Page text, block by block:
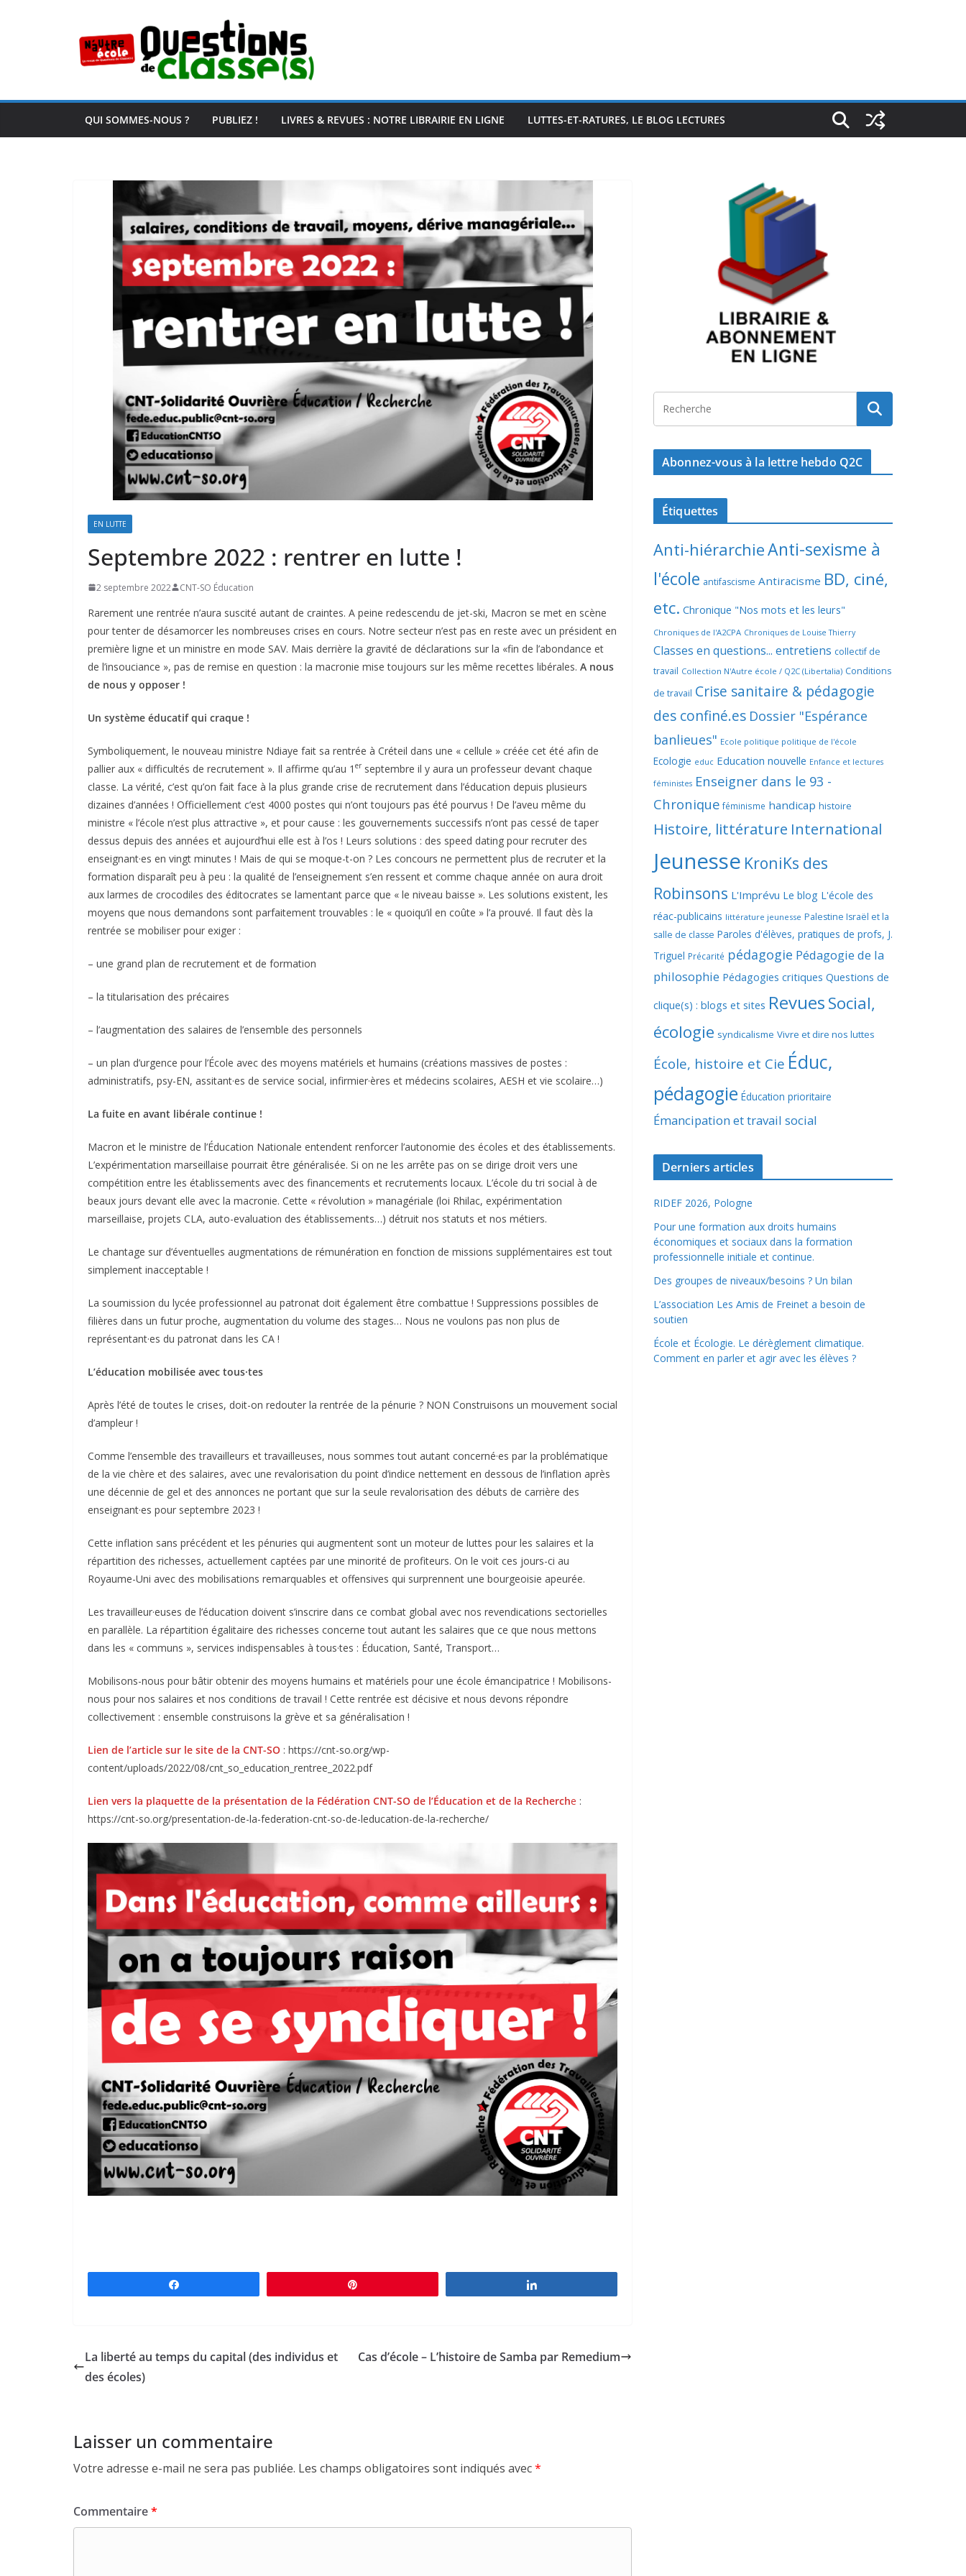
QUI SOMMES-NOUS ? PUBLIEZ ! LIVRES & REVUES : NOTRE LIBRAIRIE EN LIGNE LUTTES-ET-RATURES, LE BLOG LECTURES
EN LUTTE
Septembre 2022 : rentrer en lutte !
2 septembre 2022 CNT-SO Éducation
Rarement une rentrée n’aura suscité autant de craintes. A peine redescendu de jet-ski, Macron se met en scène
pour tenter de désamorcer les nombreuses crises en cours. Notre secteur n’est pas en reste avec un président en
première ligne et un ministre en mode SAV. Mais derrière la gravité de déclarations sur la «fin de l’abondance et
de l’insouciance », pas de remise en question : la macronie mise toujours sur les même recettes libérales. A nous
de nous y opposer !
Un système éducatif qui craque !
Symboliquement, le nouveau ministre Ndiaye fait sa rentrée à Créteil dans une « cellule » créée cet été afin de
pallier aux « difficultés de recrutement ». Il affirme qu’au 1 er septembre il y aura un professeur devant chaque
classe. La vérité, c’est qu’on fait face à la plus grande crise de recrutement dans l’éducation depuis plusieurs
dizaines d’années ! Officiellement c’est 4000 postes qui n’ont toujours pas été pourvus ! De l’aveu même du
ministre « l’école n’est plus attractive », et pour cause : les gouvernements successifs n’ont pas cessé de taper
dessus depuis des années et aujourd’hui elle est à l’os ! Leurs solutions : des speed dating pour recruter des
enseignant·es en vingt minutes ! Mais de qui se moque-t-on ? Les concours ne permettent plus de recruter et la
formation disparaît peu à peu : la qualité de l’enseignement s’en ressent et comme chaque année on aura droit
aux larmes de crocodiles des éditocrates se lamentant parce que « le niveau baisse ». Les solutions existent, les
moyens que nous demandons sont parfaitement trouvables : le « quoiqu’il en coûte » l’a prouvé. Il faut dès la
rentrée se mobiliser pour exiger :
– une grand plan de recrutement et de formation
– la titularisation des précaires
– l’augmentation des salaires de l’ensemble des personnels
– un plan d’urgence pour l’École avec des moyens matériels et humains (créations massives de postes :
administratifs, psy-EN, assitant·es de service social, infirmier·ères et médecins scolaires, AESH et vie scolaire…)
La fuite en avant libérale continue !
Macron et le ministre de l’Éducation Nationale entendent renforcer l’autonomie des écoles et des établissements.
L’expérimentation marseillaise pourrait être généralisée. Si on ne les arrête pas on se dirige droit vers une
compétition entre les établissements avec des financements et recrutements locaux. L’école du tri social à de
beaux jours devant elle avec la macronie. Cette « révolution » managériale (loi Rhilac, expérimentation
marseillaise, projets CLA, auto-evaluation des établissements…) détruit nos statuts et nos métiers.
Le chantage sur d’éventuelles augmentations de rémunération en fonction de missions supplémentaires est tout
simplement inacceptable !
La soumission du lycée professionnel au patronat doit également être combattue ! Suppressions possibles de
filières dans un futur proche, augmentation du volume des stages… Nous ne voulons pas non plus de
représentant·es du patronat dans les CA !
L’éducation mobilisée avec tous·tes
Après l’été de toutes le crises, doit-on redouter la rentrée de la pénurie ? NON Construisons un mouvement social
d’ampleur !
Comme l’ensemble des travailleurs et travailleuses, nous sommes tout autant concerné·es par la problématique
de la vie chère et des salaires, avec une revalorisation du point d’indice nettement en dessous de l’inflation après
une décennie de gel et des annonces ne portant que sur la seule revalorisation des débuts de carrière des
enseignant·es pour septembre 2023 !
Cette inflation sans précédent et les pénuries qui augmentent sont un moteur de luttes pour les salaires et la
répartition des richesses, actuellement captées par une minorité de profiteurs. On le voit ces jours-ci au
Royaume-Uni avec des mobilisations remarquables et offensives qui surprennent une bourgeoisie apeurée.
Les travailleur·euses de l’éducation doivent s’inscrire dans ce combat global avec nos revendications sectorielles
en parallèle. La répartition égalitaire des richesses concerne tout autant les salaires que ce que nous mettons
dans les « communs », services indispensables à tous·tes : Éducation, Santé, Transport…
Mobilisons-nous pour bâtir obtenir des moyens humains et matériels pour une école émancipatrice ! Mobilisons-
nous pour nos salaires et nos conditions de travail ! Cette rentrée est décisive et nous devons répondre
collectivement : ensemble construisons la grève et sa généralisation !
Lien de l’article sur le site de la CNT-SO : https://cnt-so.org/wp-
content/uploads/2022/08/cnt_so_education_rentree_2022.pdf
Lien vers la plaquette de la présentation de la Fédération CNT-SO de l’Éducation et de la Recherche :
https://cnt-so.org/presentation-de-la-federation-cnt-so-de-leducation-de-la-recherche/
La liberté au temps du capital (des individus et
des écoles)
Cas d’école – L’histoire de Samba par Remedium
Laisser un commentaire
Votre adresse e-mail ne sera pas publiée. Les champs obligatoires sont indiqués avec*
Commentaire*
Abonnez-vous à la lettre hebdo Q2C
Étiquettes
Anti-hiérarchieAnti-sexisme à
l'école antifascisme Antiracisme BD, ciné,
etc. Chronique "Nos mots et les leurs"
Chroniques de l'A2CPA Chroniques de Louise Thierry
Classes en questions... entretiens collectif de
travail Collection N'Autre école / Q2C (Libertalia) Conditions
de travail Crise sanitaire & pédagogie
des confiné.es Dossier "Espérance
banlieues" Ecole politique politique de l'école
Ecologie educ Education nouvelle Enfance et lectures
féministes Enseigner dans le 93 -
Chronique féminisme handicap histoire
Histoire, littérature International
Jeunesse KroniKs des
Robinsons L'Imprévu Le blog L'école des
réac-publicains littérature jeunesse Palestine Israël et la
salle de classe Paroles d'élèves, pratiques de profs, J.
Triguel Précarité pédagogie Pédagogie de la
philosophie Pédagogies critiques Questions de
clique(s) : blogs et sites RevuesSocial,
écologie syndicalisme Vivre et dire nos luttes
École, histoire et Cie Éduc,
pédagogie Éducation prioritaire
Émancipation et travail social
Derniers articles
RIDEF 2026, Pologne
Pour une formation aux droits humains
économiques et sociaux dans la formation
professionnelle initiale et continue.
Des groupes de niveaux/besoins ? Un bilan
L’association Les Amis de Freinet a besoin de
soutien
École et Écologie. Le dérèglement climatique.
Comment en parler et agir avec les élèves ?